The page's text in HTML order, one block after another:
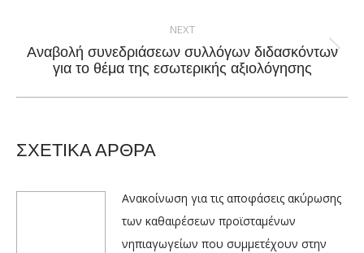
NEXT
Next
post:
Αναβολή συνεδριάσεων συλλόγων διδασκόντων
για το θέμα της εσωτερικής αξιολόγησης
ΣΧΕΤΙΚΑ ΑΡΘΡΑ
Ανακοίνωση για τις αποφάσεις ακύρωσης
των καθαιρέσεων προϊσταμένων
νηπιαγωγείων που συμμετέχουν στην